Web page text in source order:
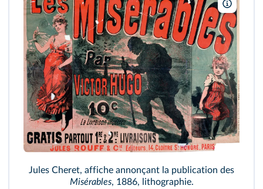
Jules Cheret, affiche annonçant la publication des
Misérables, 1886, lithographie.